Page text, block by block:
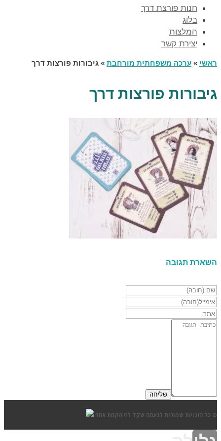
חנות פורצת דרך
בלוג
המלצות
יצירת קשר
ראשי » ערכה משפחתית מורחבת » גיבורות פורצות דרך
גיבורות פורצות דרך
השארת תגובה
© כל הזכויות שמורות לנעמה שקד לוי הקמת אתר